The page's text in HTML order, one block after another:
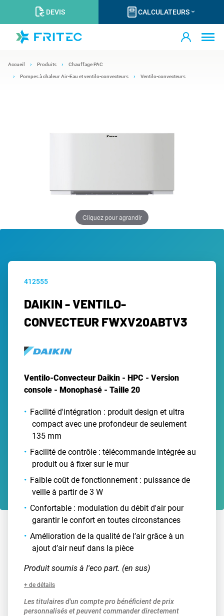
DEVIS CALCULATEURS
Accueil Produits Chauffage PAC
Pompes à chaleur Air-Eau et ventilo-convecteurs Ventilo-convecteurs
Cliquez pour agrandir
412555
DAIKIN - VENTILO-
CONVECTEUR FWXV20ABTV3
Ventilo-Convecteur Daikin - HPC - Version
console - Monophasé - Taille 20
Facilité d'intégration : produit design et ultra
compact avec une profondeur de seulement
135 mm
Facilité de contrôle : télécommande intégrée au
produit ou à fixer sur le mur
Faible coût de fonctionnement : puissance de
veille à partir de 3 W
Confortable : modulation du débit d'air pour
garantir le confort en toutes circonstances
Amélioration de la qualité de l’air grâce à un
ajout d’air neuf dans la pièce
Produit soumis à l'eco part. (en sus)
+ de détails
Les titulaires d'un compte pro bénéficient de prix
personnalisés et peuvent commander directement